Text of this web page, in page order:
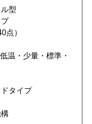
型
点）
温・少量・標準・
タイプ